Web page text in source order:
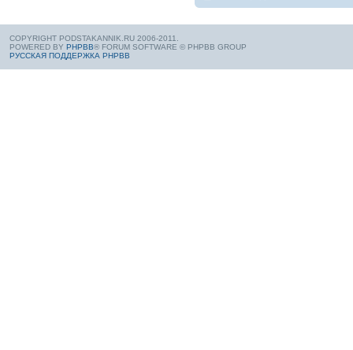
COPYRIGHT PODSTAKANNIK.RU 2006-2011.
POWERED BY PHPBB® FORUM SOFTWARE © PHPBB GROUP
РУССКАЯ ПОДДЕРЖКА PHPBB